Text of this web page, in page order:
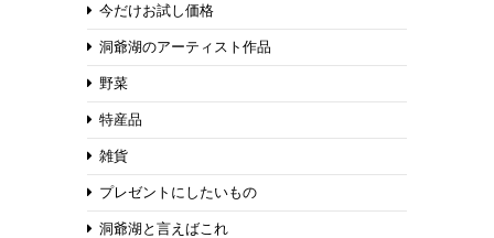
今だけお試し価格
洞爺湖のアーティスト作品
野菜
特産品
雑貨
プレゼントにしたいもの
洞爺湖と言えばこれ